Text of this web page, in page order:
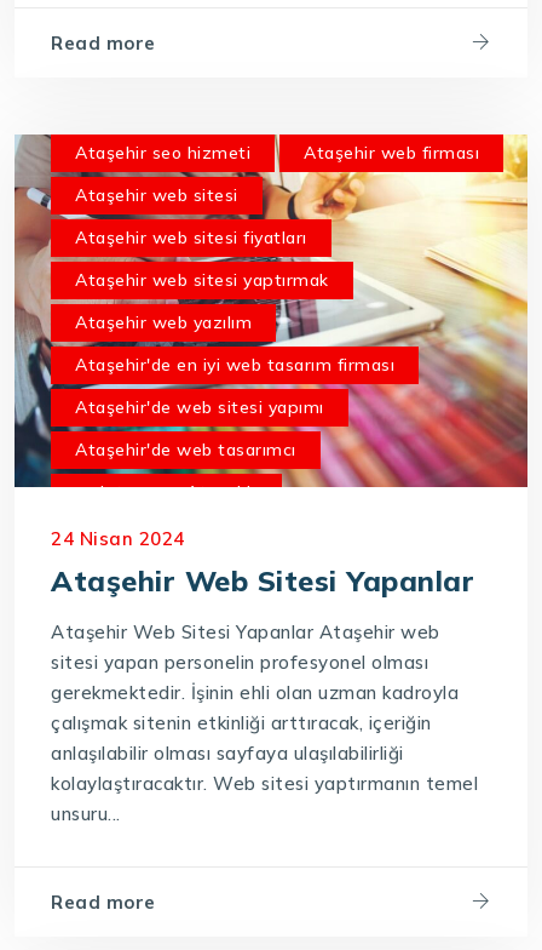
Read more
Ataşehir seo hizmeti
Ataşehir web firması
Ataşehir web sitesi
Ataşehir web sitesi fiyatları
Ataşehir web sitesi yaptırmak
Ataşehir web yazılım
Ataşehir'de en iyi web tasarım firması
Ataşehir'de web sitesi yapımı
Ataşehir'de web tasarımcı
web tasarım Ataşehir
24 Nisan 2024
Ataşehir Web Sitesi Yapanlar
Ataşehir Web Sitesi Yapanlar Ataşehir web
sitesi yapan personelin profesyonel olması
gerekmektedir. İşinin ehli olan uzman kadroyla
çalışmak sitenin etkinliği arttıracak, içeriğin
anlaşılabilir olması sayfaya ulaşılabilirliği
kolaylaştıracaktır. Web sitesi yaptırmanın temel
unsuru...
Read more